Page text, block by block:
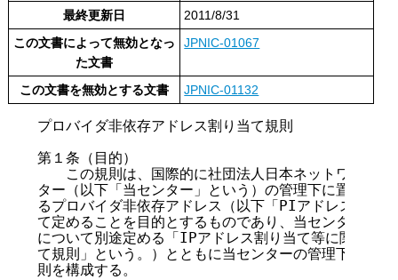
最終更新日
2011/8/31
この文書によって無効となっ
た文書
JPNIC-01067
この文書を無効とする文書 JPNIC-01132
プロバイダ非依存アドレス割り当て規則
第１条（目的）
この規則は、国際的に社団法人日本ネットワークイ
ター（以下「当センター」という）の管理下に置くべ
るプロバイダ非依存アドレス（以下「PIアドレス」と
て定めることを目的とするものであり、当センターが
について別途定める「IPアドレス割り当て等に関する
て規則」という。）とともに当センターの管理下にあ
則を構成する。